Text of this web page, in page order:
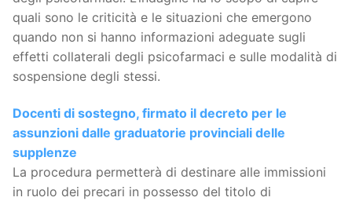
quali sono le criticità e le situazioni che emergono
quando non si hanno informazioni adeguate sugli
effetti collaterali degli psicofarmaci e sulle modalità di
sospensione degli stessi.
Docenti di sostegno, firmato il decreto per le
assunzioni dalle graduatorie provinciali delle
supplenze
La procedura permetterà di destinare alle immissioni
in ruolo dei precari in possesso del titolo di